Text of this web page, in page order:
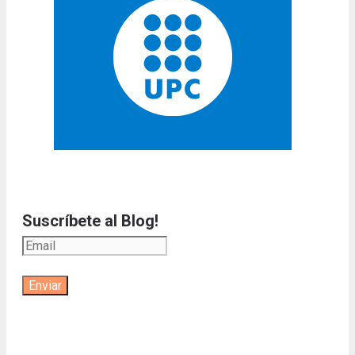
Suscríbete al Blog!